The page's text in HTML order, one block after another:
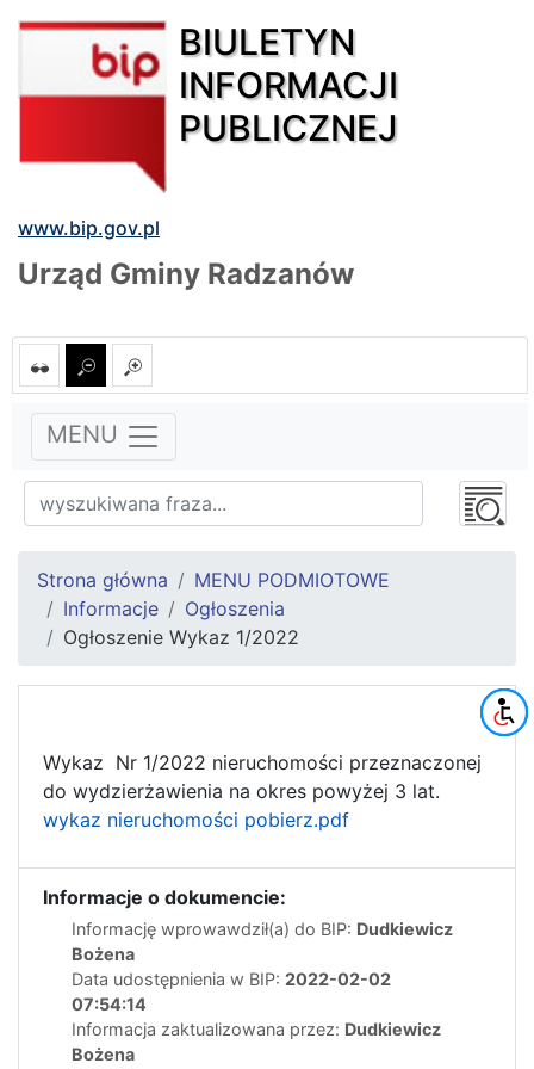
BIULETYN
INFORMACJI
PUBLICZNEJ
www.bip.gov.pl
Urząd Gminy Radzanów
MENU
Strona główna
MENU PODMIOTOWE
Informacje
Ogłoszenia
Ogłoszenie Wykaz 1/2022
Wykaz Nr 1/2022 nieruchomości przeznaczonej
do wydzierżawienia na okres powyżej 3 lat.
wykaz nieruchomości pobierz.pdf
Informacje o dokumencie:
Informację wprowawdził(a) do BIP: Dudkiewicz
Bożena
Data udostępnienia w BIP: 2022-02-02
07:54:14
Informacja zaktualizowana przez: Dudkiewicz
Bożena